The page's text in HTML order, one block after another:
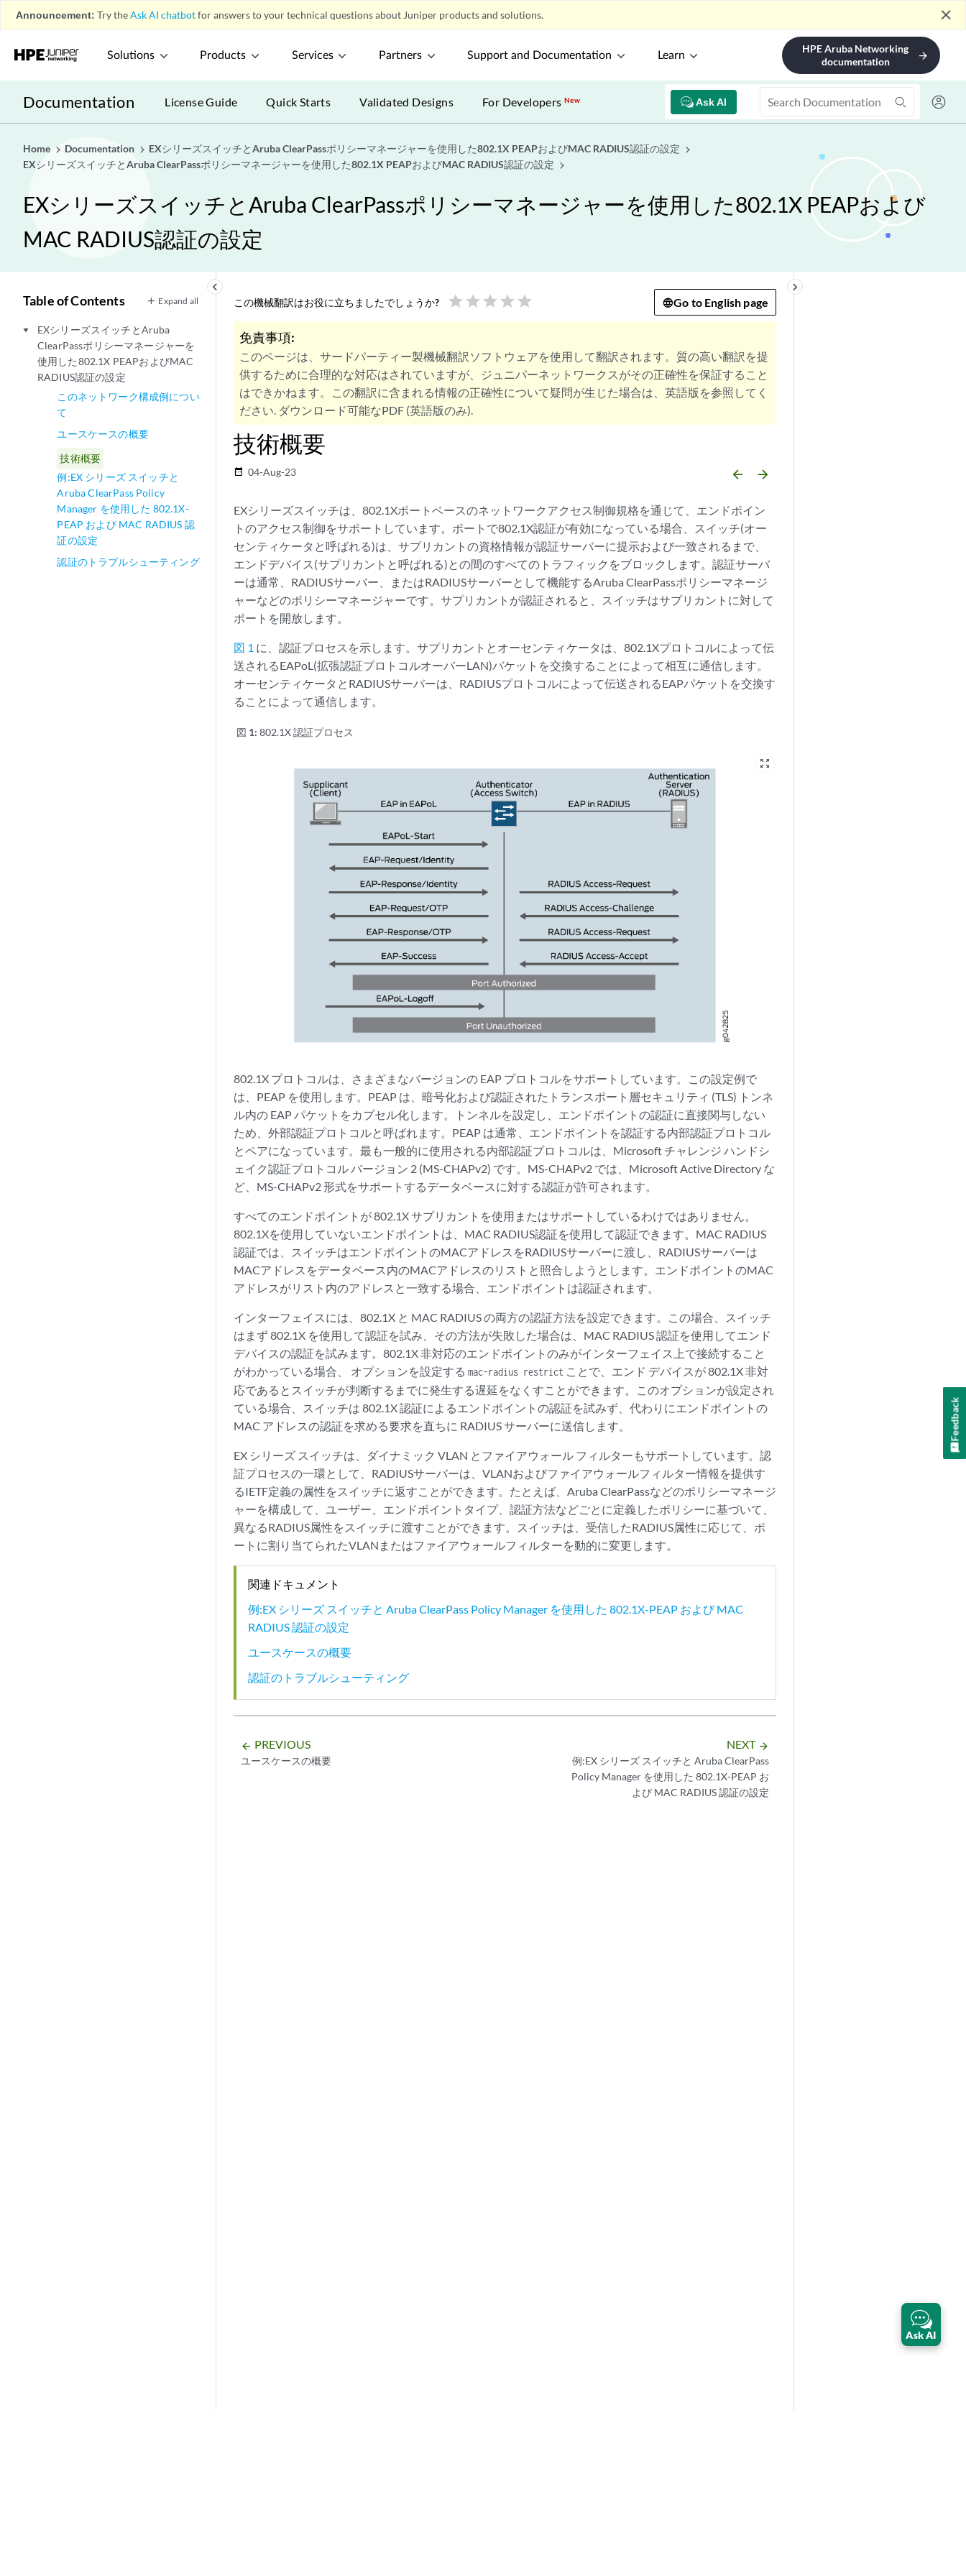
Announcement: Try theAsk AI chatbotfor answers to your technical questions about Juniper products and solutions. close
Solutions Products Services Partners Support and Documentation Learn
HPE Aruba Networking
documentation
arrow_forward
Documentation Ask AI
License Guide Quick Starts Validated Designs For DevelopersNew
Home Documentation
EXシリーズスイッチとAruba ClearPassポリシーマネージャーを使用した802.1X PEAPおよびMAC RADIUS認証の設定
EXシリーズスイッチとAruba ClearPassポリシーマネージャーを使用した802.1X PEAPおよびMAC RADIUS認証の設定
EXシリーズスイッチとAruba ClearPassポリシーマネージャーを使用した802.1X PEAPおよび
MAC RADIUS認証の設定
keyboard_arrow_left
Table of Contents Expand all
play_arrow
EXシリーズスイッチとAruba
ClearPassポリシーマネージャーを
使用した802.1X PEAPおよびMAC
RADIUS認証の設定
このネットワーク構成例につい
て
ユースケースの概要
技術概要
例:EX シリーズ スイッチと
Aruba ClearPass Policy
Manager を使用した 802.1X-
PEAP および MAC RADIUS 認
証の設定
認証のトラブルシューティング
keyboard_arrow_right
この機械翻訳はお役に立ちましたでしょうか? star star star star star Go to English page
免責事項:
このページは、サードパーティー製機械翻訳ソフトウェアを使用して翻訳されます。質の高い翻訳を提
供するために合理的な対応はされていますが、ジュニパーネットワークスがその正確性を保証すること
はできかねます。この翻訳に含まれる情報の正確性について疑問が生じた場合は、英語版を参照してく
ださい. ダウンロード可能なPDF (英語版のみ).
技術概要
date_range 04-Aug-23 arrow_backward arrow_forward
EXシリーズスイッチは、802.1Xポートベースのネットワークアクセス制御規格を通じて、エンドポイン
トのアクセス制御をサポートしています。ポートで802.1X認証が有効になっている場合、スイッチ(オー
センティケータと呼ばれる)は、サプリカントの資格情報が認証サーバーに提示および一致されるまで、
エンドデバイス(サプリカントと呼ばれる)との間のすべてのトラフィックをブロックします。認証サーバ
ーは通常、RADIUSサーバー、またはRADIUSサーバーとして機能するAruba ClearPassポリシーマネージ
ャーなどのポリシーマネージャーです。サプリカントが認証されると、スイッチはサプリカントに対して
ポートを開放します。
図 1 に、認証プロセスを示します。サプリカントとオーセンティケータは、802.1Xプロトコルによって伝
送されるEAPoL(拡張認証プロトコルオーバーLAN)パケットを交換することによって相互に通信します。
オーセンティケータとRADIUSサーバーは、RADIUSプロトコルによって伝送されるEAPパケットを交換す
ることによって通信します。
図 1: 802.1X 認証プロセス
zoom_out_map
802.1X プロトコルは、さまざまなバージョンの EAP プロトコルをサポートしています。この設定例で
は、PEAP を使用します。PEAP は、暗号化および認証されたトランスポート層セキュリティ (TLS) トンネ
ル内の EAP パケットをカプセル化します。トンネルを設定し、エンドポイントの認証に直接関与しない
ため、外部認証プロトコルと呼ばれます。PEAP は通常、エンドポイントを認証する内部認証プロトコル
とペアになっています。最も一般的に使用される内部認証プロトコルは、Microsoft チャレンジ ハンドシ
ェイク認証プロトコル バージョン 2 (MS-CHAPv2) です。MS-CHAPv2 では、Microsoft Active Directory な
ど、MS-CHAPv2 形式をサポートするデータベースに対する認証が許可されます。
すべてのエンドポイントが 802.1X サプリカントを使用またはサポートしているわけではありません。
802.1Xを使用していないエンドポイントは、MAC RADIUS認証を使用して認証できます。MAC RADIUS
認証では、スイッチはエンドポイントのMACアドレスをRADIUSサーバーに渡し、RADIUSサーバーは
MACアドレスをデータベース内のMACアドレスのリストと照合しようとします。エンドポイントのMAC
アドレスがリスト内のアドレスと一致する場合、エンドポイントは認証されます。
インターフェイスには、802.1X と MAC RADIUS の両方の認証方法を設定できます。この場合、スイッチ
はまず 802.1X を使用して認証を試み、その方法が失敗した場合は、MAC RADIUS 認証を使用してエンド
デバイスの認証を試みます。802.1X 非対応のエンドポイントのみがインターフェイス上で接続すること
がわかっている場合、 オプションを設定する mac-radius restrict ことで、エンド デバイスが 802.1X 非対
応であるとスイッチが判断するまでに発生する遅延をなくすことができます。このオプションが設定され
ている場合、スイッチは 802.1X 認証によるエンドポイントの認証を試みず、代わりにエンドポイントの
MAC アドレスの認証を求める要求を直ちに RADIUS サーバーに送信します。
EX シリーズ スイッチは、ダイナミック VLAN とファイアウォール フィルターもサポートしています。認
証プロセスの一環として、RADIUSサーバーは、VLANおよびファイアウォールフィルター情報を提供す
るIETF定義の属性をスイッチに返すことができます。たとえば、Aruba ClearPassなどのポリシーマネージ
ャーを構成して、ユーザー、エンドポイントタイプ、認証方法などごとに定義したポリシーに基づいて、
異なるRADIUS属性をスイッチに渡すことができます。スイッチは、受信したRADIUS属性に応じて、ポ
ートに割り当てられたVLANまたはファイアウォールフィルターを動的に変更します。
関連ドキュメント
例:EX シリーズ スイッチと Aruba ClearPass Policy Manager を使用した 802.1X-PEAP および MAC
RADIUS 認証の設定
ユースケースの概要
認証のトラブルシューティング
arrow_backward PREVIOUS
ユースケースの概要
NEXT arrow_forward
例:EX シリーズ スイッチと Aruba ClearPass
Policy Manager を使用した 802.1X-PEAP お
よび MAC RADIUS 認証の設定
Ask AI
Feedback